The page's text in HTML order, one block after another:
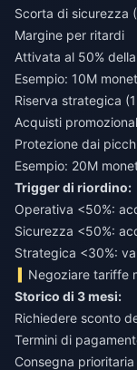
Scorta di sicurezza
Margine per ritardi
Attivata al 50%
Esempio: 10M
Riserva strategica
Acquisti
Protezione dai
Esempio: 20M
Trigger di riordino:
Operativa <50%:
Sicurezza <50%:
Strategica <30%:
Negoziare tariffe
Storico di 3 mesi:
Richiedere sconto
Termini di
Consegna prioritaria